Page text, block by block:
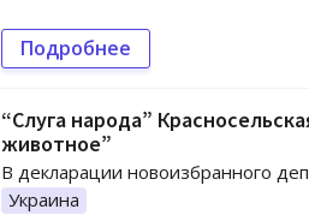
Подробнее
“Слуга народа”
животное”
В декларации новоизбранного
Украина